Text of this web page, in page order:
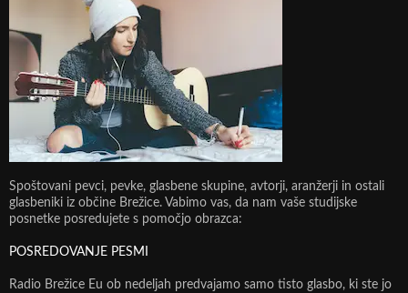
Spoštovani pevci, pevke, glasbene skupine, avtorji, aranžerji in ostali
glasbeniki iz občine Brežice. Vabimo vas, da nam vaše studijske
posnetke posredujete s pomočjo obrazca:
POSREDOVANJE PESMI
Radio Brežice Eu ob nedeljah predvajamo samo tisto glasbo, ki ste jo